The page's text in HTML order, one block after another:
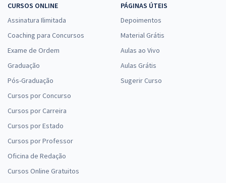
CURSOS ONLINE
Assinatura Ilimitada
Coaching para Concursos
Exame de Ordem
Graduação
Pós-Graduação
Cursos por Concurso
Cursos por Carreira
Cursos por Estado
Cursos por Professor
Oficina de Redação
Cursos Online Gratuitos
PÁGINAS ÚTEIS
Depoimentos
Material Grátis
Aulas ao Vivo
Aulas Grátis
Sugerir Curso